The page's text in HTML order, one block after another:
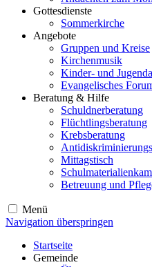
Gottesdienste
Sommerkirche
Angebote
Gruppen und Kreise
Kirchenmusik
Kinder- und
Evangelisches
Beratung & Hilfe
Schuldnerberatung
Flüchtlingsberatung
Krebsberatung
Mittagstisch
Betreuung und
Menü
Navigation überspringen
Startseite
Gemeinde